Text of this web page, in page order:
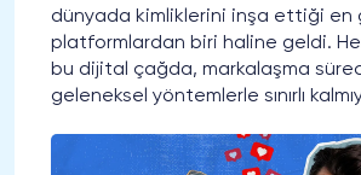
dünyada kimliklerini inşa ettiği en
platformlardan biri haline geldi.
bu dijital çağda, markalaşma
geleneksel yöntemlerle sınırlı